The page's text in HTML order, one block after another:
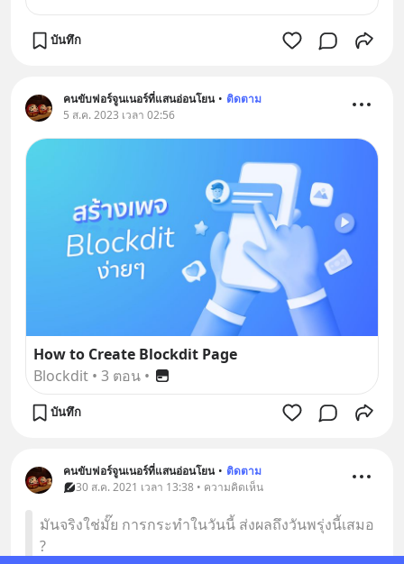
บันทึก
คนขับฟอร์จูนเนอร์ที่แสนอ่อนโยน • ติดตาม
5 ส.ค. 2023 เวลา 02:56
How to Create Blockdit Page
Blockdit • 3 ตอน •
บันทึก
คนขับฟอร์จูนเนอร์ที่แสนอ่อนโยน • ติดตาม
30 ส.ค. 2021 เวลา 13:38 • ความคิดเห็น
มันจริงใช่มั๊ย การกระทำในวันนี้ ส่งผลถึงวันพรุ่งนี้เสมอ
?